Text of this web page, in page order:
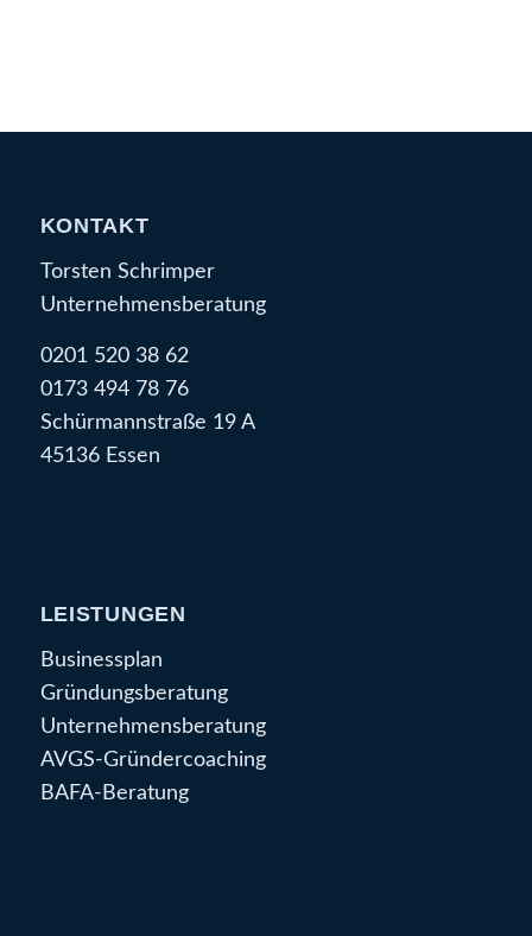
KONTAKT
Torsten Schrimper
Unternehmensberatung
0201 520 38 62
0173 494 78 76
Schürmannstraße 19 A
45136 Essen
LEISTUNGEN
Businessplan
Gründungsberatung
Unternehmensberatung
AVGS-Gründercoaching
BAFA-Beratung